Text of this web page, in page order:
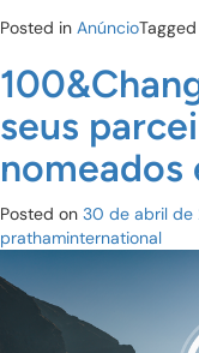
Posted in AnúncioTagged
seus
nomeados
Posted on 30 de abril de
prathaminternational